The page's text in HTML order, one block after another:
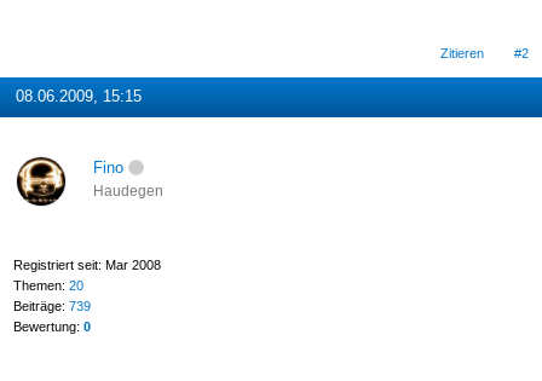
Zitieren #2
08.06.2009, 15:15
Fino
Haudegen
Registriert seit: Mar 2008
Themen: 20
Beiträge: 739
Bewertung: 0